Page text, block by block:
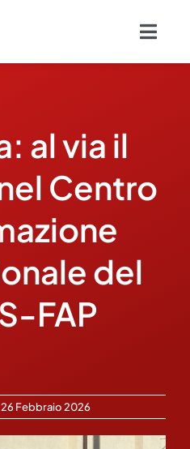
al via il
Centro
del
FAP
Febbraio 2026